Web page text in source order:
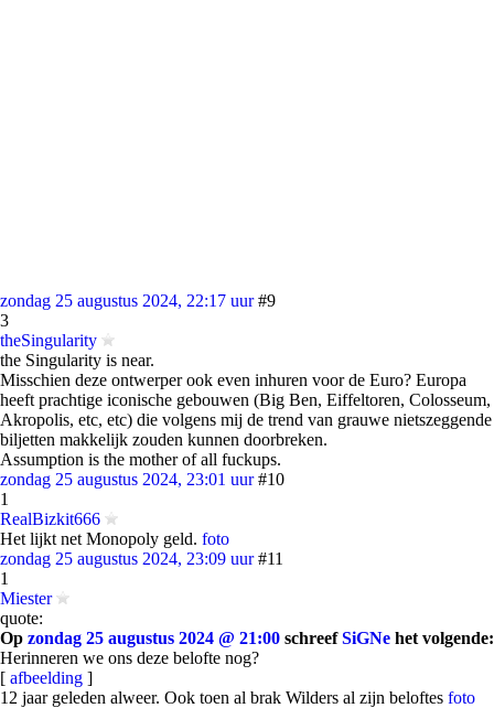
zondag 25 augustus 2024, 22:17 uur #9
3
theSingularity
the Singularity is near.
Misschien deze ontwerper ook even inhuren voor de Euro? Europa
heeft prachtige iconische gebouwen (Big Ben, Eiffeltoren, Colosseum,
Akropolis, etc, etc) die volgens mij de trend van grauwe nietszeggende
biljetten makkelijk zouden kunnen doorbreken.
Assumption is the mother of all fuckups.
zondag 25 augustus 2024, 23:01 uur #10
1
RealBizkit666
Het lijkt net Monopoly geld. foto
zondag 25 augustus 2024, 23:09 uur #11
1
Miester
quote:
Op zondag 25 augustus 2024 @ 21:00 schreefSiGNe het volgende:
Herinneren we ons deze belofte nog?
[ afbeelding ]
12 jaar geleden alweer. Ook toen al brak Wilders al zijn beloftes foto